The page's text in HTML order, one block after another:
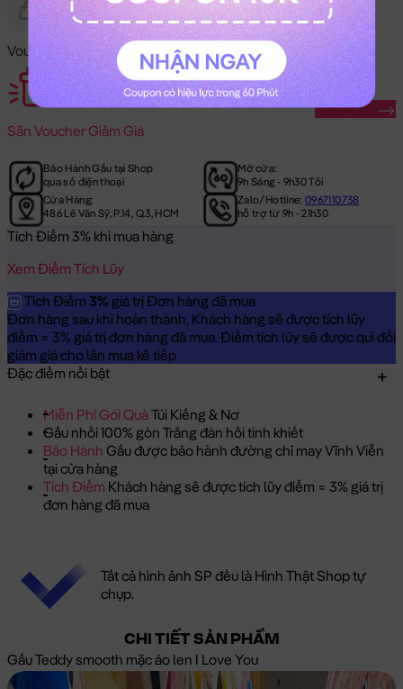
Gửi Tặng Hết Hàng
Voucher Mã Khuyến Mãi:
Săn Voucher Giảm Giá
Săn Ngay
Bảo Hành Gấu tại Shop
qua số điện thoại
Mở cửa:
9h Sáng - 9h30 Tối
Cửa Hàng:
486 Lê Văn Sỹ, P.14, Q.3, HCM
Zalo/Hotline:0967110738
hỗ trợ từ 9h - 21h30
Tích Điểm 3% khi mua hàng
Xem Điểm Tích Lũy
Tích Điểm 3% giá trị Đơn hàng đã mua
Đơn hàng sau khi hoàn thành, Khách hàng sẽ được tích lũy
điểm = 3% giá trị đơn hàng đã mua. Điểm tích lũy sẽ được qui đổi
giảm giá cho lần mua kế tiếp
Đặc điểm nổi bật
Miễn Phí Gói QuàTúi Kiếng & Nơ
Gấu nhồi 100% gòn Trắng đàn hồi tinh khiết
Bảo Hành Gấu được bảo hành đường chỉ may Vĩnh Viễn
tại cửa hàng
Tích Điểm Khách hàng sẽ được tích lũy điểm = 3% giá trị
đơn hàng đã mua
Tất cả hình ảnh SP đều là Hình Thật Shop tự
chụp.
CHI TIẾT SẢN PHẨM
Gấu Teddy smooth mặc áo len I Love You